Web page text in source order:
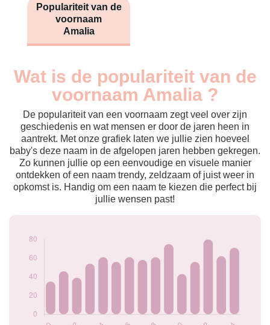
Populariteit van de
voornaam
Amalia
Wat is de populariteit van de
voornaam Amalia ?
De populariteit van een voornaam zegt veel over zijn
geschiedenis en wat mensen er door de jaren heen in
aantrekt. Met onze grafiek laten we jullie zien hoeveel
baby's deze naam in de afgelopen jaren hebben gekregen.
Zo kunnen jullie op een eenvoudige en visuele manier
ontdekken of een naam trendy, zeldzaam of juist weer in
opkomst is. Handig om een naam te kiezen die perfect bij
jullie wensen past!
Popularité du
Année
Nouveaux-
nés
2010
35
2011
46
2012
39
2013
54
2014
61
2015
56
2016
61
2021
2022
62
2024